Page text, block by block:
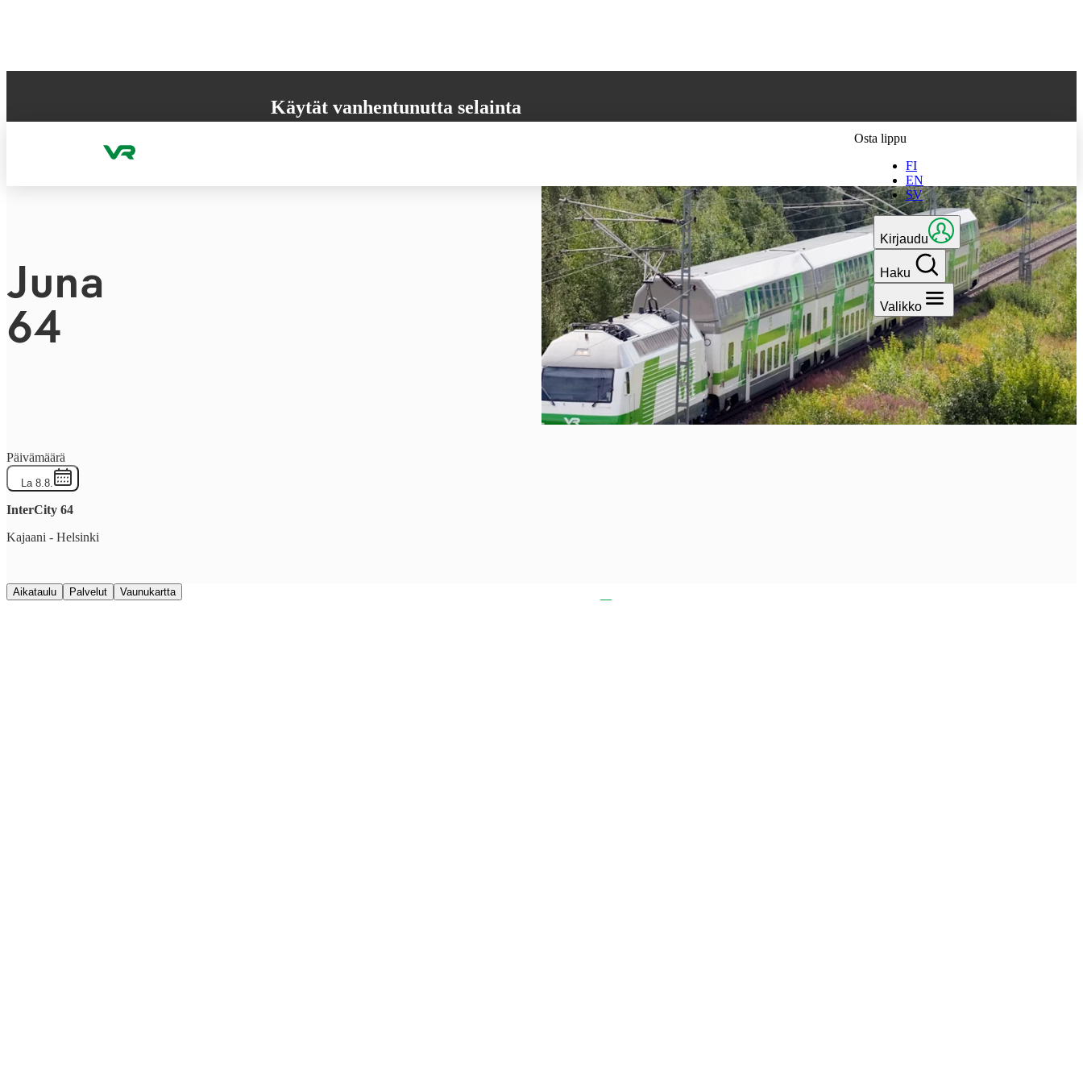
Käytät vanhentunutta selainta
Osta lippu
FI
EN
SV
Kirjaudu
Haku
Valikko
Juna
64
Päivämäärä
La 8.8.
InterCity 64
Kajaani - Helsinki
Aikataulu Palvelut Vaunukartta